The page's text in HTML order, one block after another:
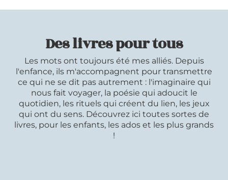
Des livres pour tous
Les mots ont toujours été mes alliés. Depuis
l'enfance, ils m'accompagnent pour transmettre
ce qui ne se dit pas autrement : l'imaginaire qui
nous fait voyager, la poésie qui adoucit le
quotidien, les rituels qui créent du lien, les jeux
qui ont du sens. Découvrez ici toutes sortes de
livres, pour les enfants, les ados et les plus grands
!